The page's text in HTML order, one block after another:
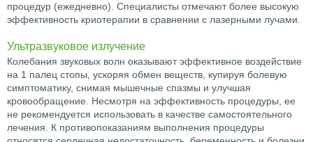
процедур (ежедневно). Специалисты отмечают более высокую
эффективность криотерапии в сравнении с лазерными лучами.
Ультразвуковое излучение
Колебания звуковых волн оказывают эффективное воздействие
на 1 палец стопы, ускоряя обмен веществ, купируя болевую
симптоматику, снимая мышечные спазмы и улучшая
кровообращение. Несмотря на эффективность процедуры, ее
не рекомендуется использовать в качестве самостоятельного
лечения. К противопоказаниям выполнения процедуры